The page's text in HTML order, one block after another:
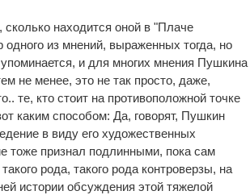
находится оной в "Плаче
из мнений, выраженных тогда, но
и для многих мнения Пушкина
не менее, это не так просто, даже,
те, кто стоит на противоположной точке
каким способом: Да, говорят, Пушкин
в виду его художественных
тоже признал подлинными, пока сам
рода, такого рода контроверзы, на
истории обсуждения этой тяжелой